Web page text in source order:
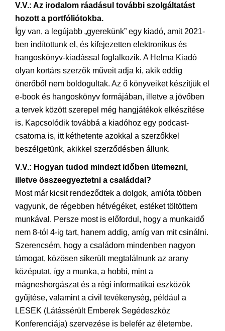
V.V.: Az irodalom ráadásul további szolgáltatást
hozott a portfóliótokba.
Így van, a legújabb „gyerekünk” egy kiadó, amit 2021-
ben indítottunk el, és kifejezetten elektronikus és
hangoskönyv-kiadással foglalkozik. A Helma Kiadó
olyan kortárs szerzők műveit adja ki, akik eddig
önerőből nem boldogultak. Az ő könyveiket készítjük el
e-book és hangoskönyv formájában, illetve a jövőben
a tervek között szerepel még hangjátékok elkészítése
is. Kapcsolódik továbbá a kiadóhoz egy podcast-
csatorna is, itt kéthetente azokkal a szerzőkkel
beszélgetünk, akikkel szerződésben állunk.
V.V.: Hogyan tudod mindezt időben ütemezni,
illetve összeegyeztetni a családdal?
Most már kicsit rendeződtek a dolgok, amióta többen
vagyunk, de régebben hétvégéket, estéket töltöttem
munkával. Persze most is előfordul, hogy a munkaidő
nem 8-tól 4-ig tart, hanem addig, amíg van mit csinálni.
Szerencsém, hogy a családom mindenben nagyon
támogat, közösen sikerült megtalálnunk az arany
középutat, így a munka, a hobbi, mint a
mágneshorgászat és a régi informatikai eszközök
gyűjtése, valamint a civil tevékenység, például a
LESEK (Látássérült Emberek Segédeszköz
Konferenciája) szervezése is belefér az életembe.